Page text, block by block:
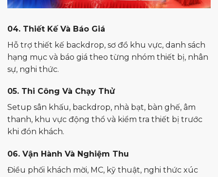
04. Thiết Kế Và Báo Giá
Hỗ trợ thiết kế backdrop, sơ đồ khu vực, danh sách
hạng mục và báo giá theo từng nhóm thiết bị, nhân
sự, nghi thức.
05. Thi Công Và Chạy Thử
Setup sân khấu, backdrop, nhà bạt, bàn ghế, âm
thanh, khu vực động thổ và kiểm tra thiết bị trước
khi đón khách.
06. Vận Hành Và Nghiệm Thu
Điều phối khách mời, MC, kỹ thuật, nghi thức xúc